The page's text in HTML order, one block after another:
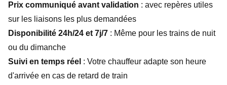
Prix communiqué avant validation : avec repères utiles
sur les liaisons les plus demandées
Disponibilité 24h/24 et 7j/7 : Même pour les trains de nuit
ou du dimanche
Suivi en temps réel : Votre chauffeur adapte son heure
d'arrivée en cas de retard de train